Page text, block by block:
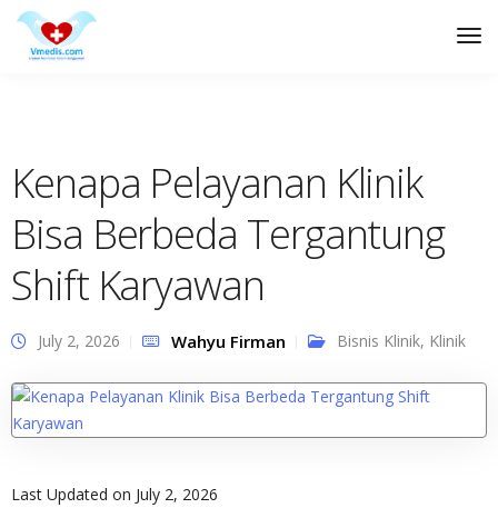
Kenapa Pelayanan Klinik
Bisa Berbeda Tergantung
Shift Karyawan
July 2, 2026 Wahyu Firman Bisnis Klinik, Klinik
Last Updated on July 2, 2026